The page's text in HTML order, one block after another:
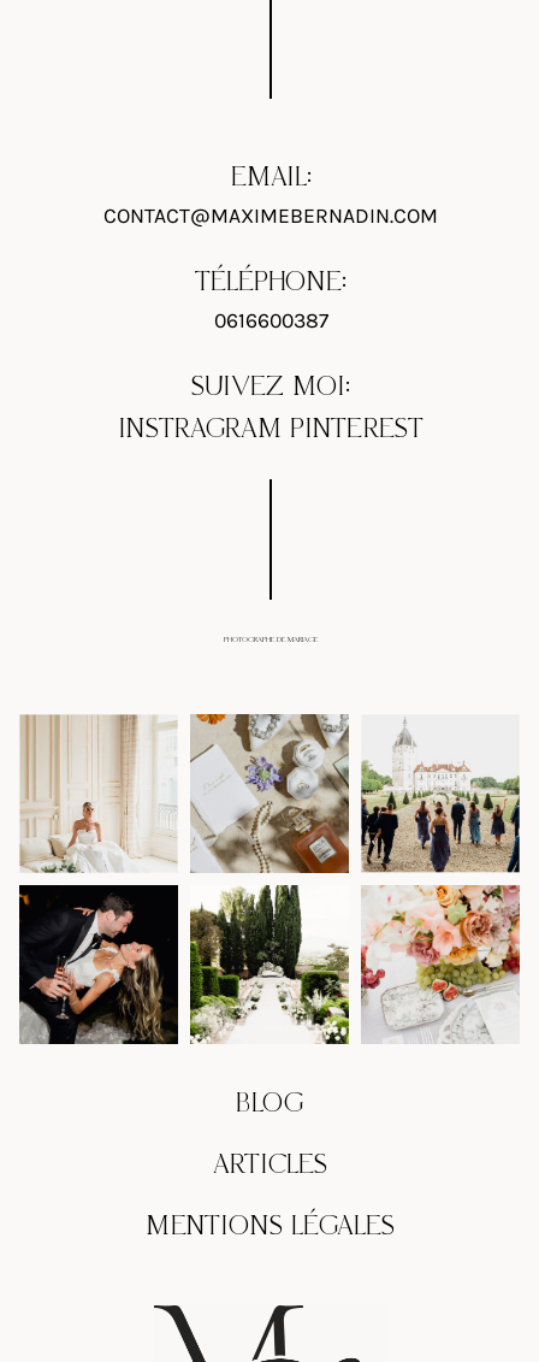
EMAIL:
CONTACT@MAXIMEBERNADIN.COM
TÉLÉPHONE:
0616600387
SUIVEZ MOI:
INSTRAGRAM PINTEREST
PHOTOGRAPHE DE MARIAGE
BLOG
ARTICLES
MENTIONS LÉGALES